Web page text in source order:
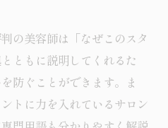
の美容師は「なぜこのスタ
ともに説明してくれるた
防ぐことができます。ま
トに力を入れているサロン